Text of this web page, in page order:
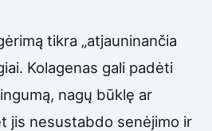
tikra „atjauninančia
Kolagenas gali padėti
nagų būklę ar
jis nesustabdo senėjimo ir